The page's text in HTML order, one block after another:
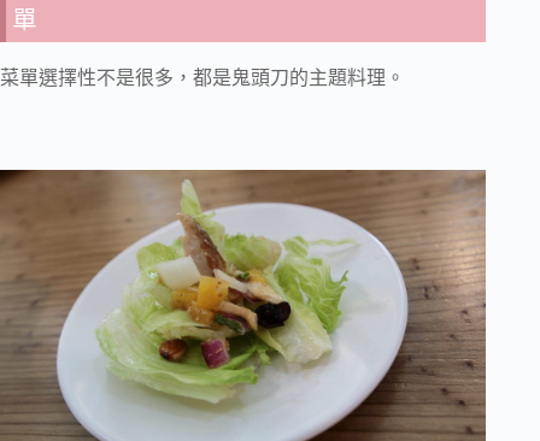
單
菜單選擇性不是很多，都是鬼頭刀的主題料理。